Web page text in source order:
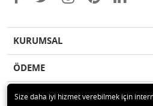
KURUMSAL
ÖDEME
İLETİŞİM
Size daha iyi hizmet verebilmek için